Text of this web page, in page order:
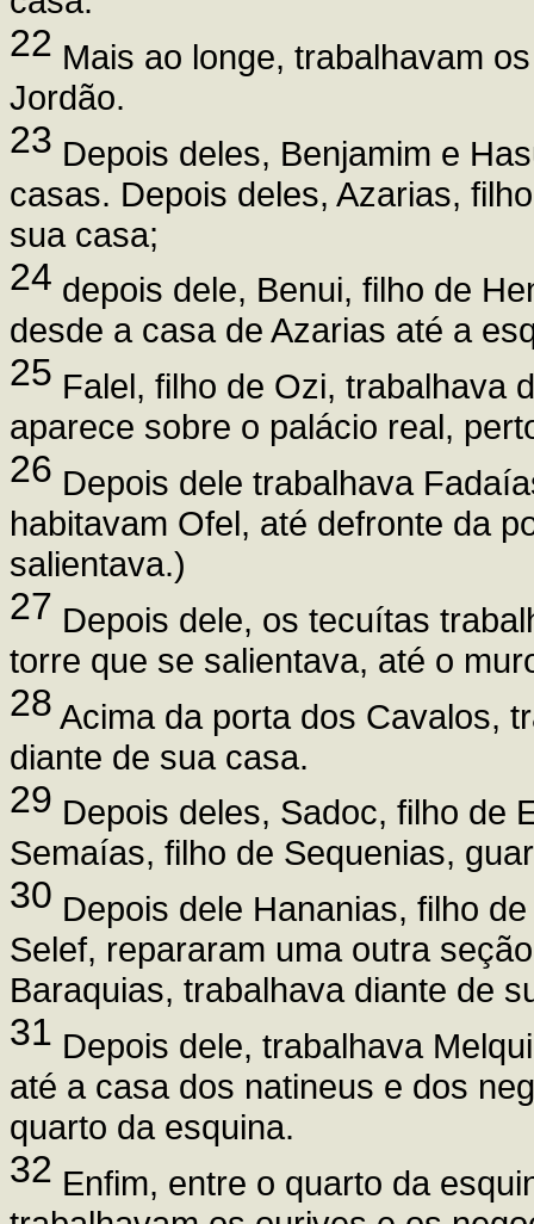
22 Mais ao longe, trabalhavam
Jordão.
23 Depois deles, Benjamim e
casas. Depois deles, Azarias,
sua casa;
24 depois dele, Benui, filho de
desde a casa de Azarias até a
25 Falel, filho de Ozi, trabalhava
aparece sobre o palácio real,
26 Depois dele trabalhava
habitavam Ofel, até defronte da
salientava.)
27 Depois dele, os tecuítas
torre que se salientava, até o
28 Acima da porta dos Cavalos,
diante de sua casa.
29 Depois deles, Sadoc, filho de
Semaías, filho de Sequenias,
30 Depois dele Hananias, filho
Selef, repararam uma outra
Baraquias, trabalhava diante de
31 Depois dele, trabalhava
até a casa dos natineus e dos
quarto da esquina.
32 Enfim, entre o quarto da